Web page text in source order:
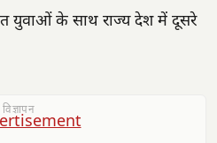
युवाओं के साथ राज्य देश में दूसरे
विज्ञापन